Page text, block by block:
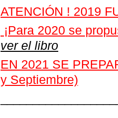
ATENCIÓN ! 2019
¡Para 2020 se
ver el libro
EN 2021 SE
y Septiembre)